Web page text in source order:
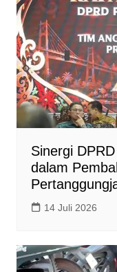
Sinergi
dalam
14 Juli 2026